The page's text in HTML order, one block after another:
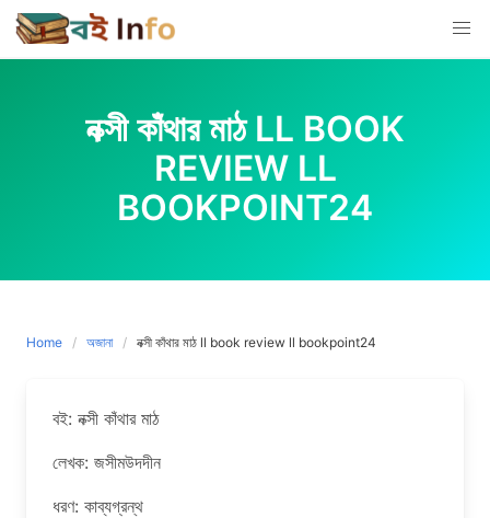
Skip
to
content
নক্সী কাঁথার মাঠ LL BOOK
REVIEW LL
BOOKPOINT24
Home অজানা নক্সী কাঁথার মাঠ ll book review ll bookpoint24
বই: নক্সী কাঁথার মাঠ
লেখক: জসীমউদদীন
ধরণ: কাব্যগ্রন্থ